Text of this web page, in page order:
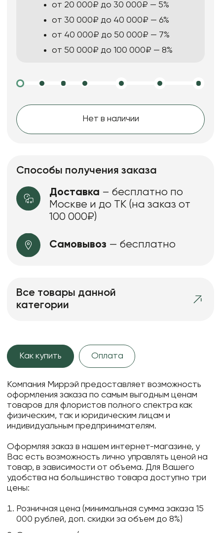
от 20 000₽ до 30 000₽ — 5%
от 30 000₽ до 40 000₽ — 6%
от 40 000₽ до 50 000₽ — 7%
от 50 000₽ до 100 000₽ — 8%
Нет в наличии
Способы получения заказа
Доставка – бесплатно по
Москве и до ТК (на заказ от
100 000₽)
Самовывоз — бесплатно
Все товары данной
категории
Как купить Оплата
Компания Миррэй предоставляет возможность
оформления заказа по самым выгодным ценам
товаров для флористов полного спектра как
физическим, так и юридическим лицам и
индивидуальным предпринимателям.
Оформляя заказ в нашем интернет-магазине, у
Вас есть возможность лично управлять ценой на
товар, в зависимости от объема. Для Вашего
удобства на большинство товара доступно три
цены:
Розничная цена (минимальная сумма заказа 15
000 рублей, доп. скидки за объем до 8%)